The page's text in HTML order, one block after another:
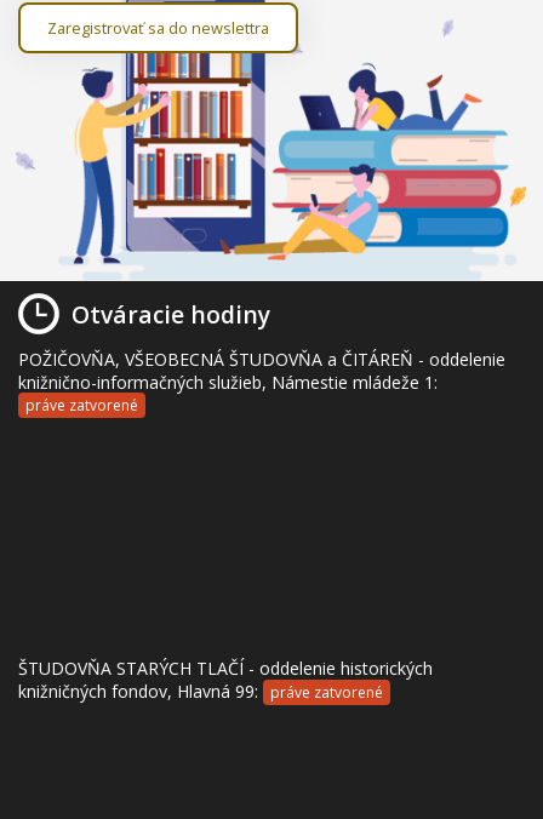
Zaregistrovať sa do newslettra
Otváracie hodiny
POŽIČOVŇA, VŠEOBECNÁ ŠTUDOVŇA a ČITÁREŇ - oddelenie
knižnično-informačných služieb, Námestie mládeže 1:
práve zatvorené
ŠTUDOVŇA STARÝCH TLAČÍ - oddelenie historických
knižničných fondov, Hlavná 99:
práve zatvorené